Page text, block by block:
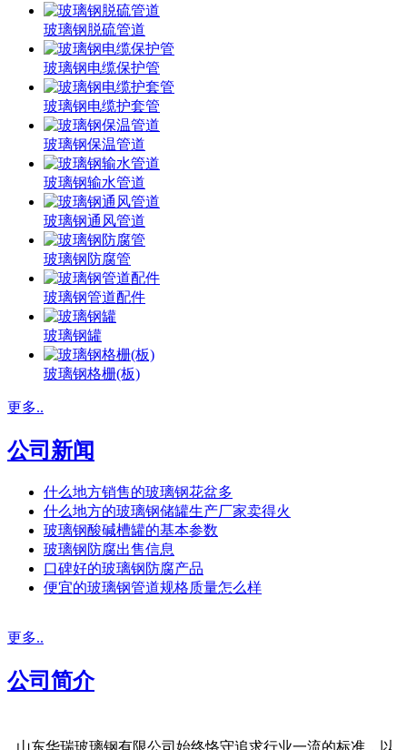
玻璃钢脱硫管道
玻璃钢电缆保护管
玻璃钢电缆护套管
玻璃钢保温管道
玻璃钢输水管道
玻璃钢通风管道
玻璃钢防腐管
玻璃钢管道配件
玻璃钢罐
玻璃钢格栅(板)
更多..
公司新闻
什么地方销售的玻璃钢花盆多
什么地方的玻璃钢储罐生产厂家卖得火
玻璃钢酸碱槽罐的基本参数
玻璃钢防腐出售信息
口碑好的玻璃钢防腐产品
便宜的玻璃钢管道规格质量怎么样
更多..
公司简介